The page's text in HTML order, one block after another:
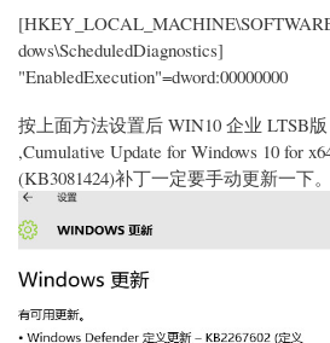
dows\ScheduledDiagnostics]
"EnabledExecution"=dword:00000000
按上面方法设置后 WIN10 企业 LTSB
,Cumulative Update for Windows 10 for
(KB3081424)补丁一定要手动更新一下。